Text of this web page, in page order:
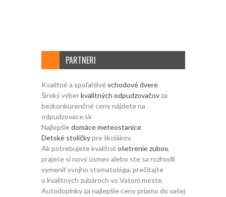
PARTNERI
Kvalitné a spoľahlivévchodové dvere
Široký výberkvalitných odpudzovačovza
bezkonkurenčné ceny nájdete na
odpudzovace.sk
Najlepšiedomáce meteostanice
Detské stoličkypre školákov.
Ak potrebujete kvalitnéošetrenie zubov,
prajete si nový úsmev alebo ste sa rozhodli
vymeniť svojho stomatológa, prečítajte
o kvalitných zubároch vo Vašom meste.
Autodoplnky za najlepšie ceny priamo do vašej